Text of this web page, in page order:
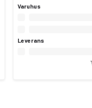
Varuhus
Leverans